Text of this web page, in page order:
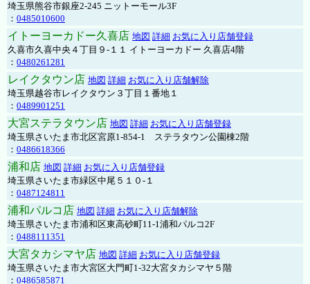
埼玉県熊谷市銀座2-245 ニットーモール3F
： 0485010600
イトーヨーカドー久喜店 地図 詳細 お気に入り店舗登録
久喜市久喜中央４丁目９-１１ イトーヨーカドー 久喜店4階
： 0480261281
レイクタウン店 地図 詳細 お気に入り店舗解除
埼玉県越谷市レイクタウン３丁目１番地１
： 0489901251
大宮ステラタウン店 地図 詳細 お気に入り店舗登録
埼玉県さいたま市北区宮原1-854-1 ステラタウン公園棟2階
： 0486618366
浦和店 地図 詳細 お気に入り店舗登録
埼玉県さいたま市緑区中尾５１０-１
： 0487124811
浦和パルコ店 地図 詳細 お気に入り店舗解除
埼玉県さいたま市浦和区東高砂町11-1浦和パルコ2F
： 0488111351
大宮タカシマヤ店 地図 詳細 お気に入り店舗登録
埼玉県さいたま市大宮区大門町1-32大宮タカシマヤ５階
： 0486585871